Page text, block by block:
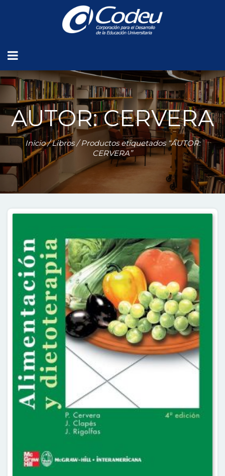
AUTOR: CERVERA
Inicio/Libros/ Productos etiquetados “AUTOR:
CERVERA”